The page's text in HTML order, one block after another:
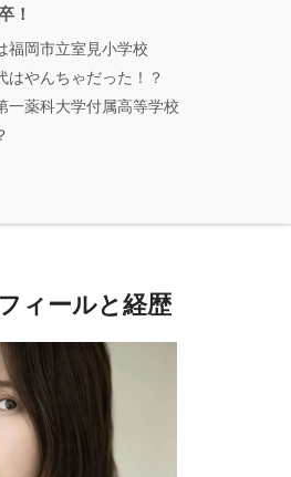
！
福岡市立室見小学校
はやんちゃだった！？
一薬科大学付属高等学校
ィールと経歴